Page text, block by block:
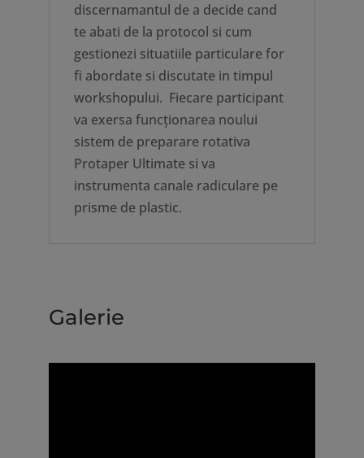
discernamantul de a decide cand
te abati de la protocol si cum
gestionezi situatiile particulare for
fi abordate si discutate in timpul
workshopului. Fiecare participant
va exersa funcționarea noului
sistem de preparare rotativa
Protaper Ultimate si va
instrumenta canale radiculare pe
prisme de plastic.
Galerie